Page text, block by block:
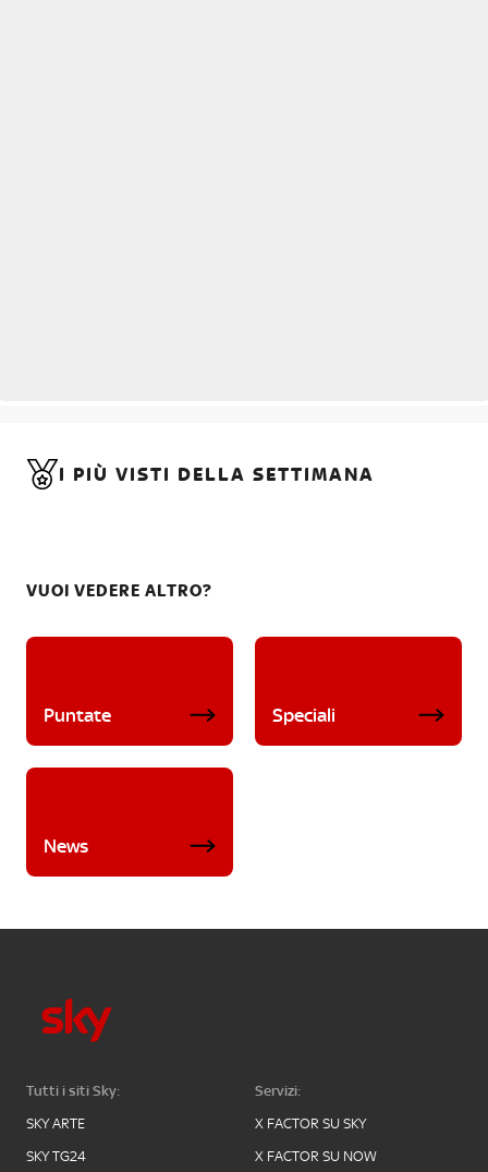
I PIÙ VISTI DELLA SETTIMANA
VUOI VEDERE ALTRO?
Puntate Speciali
News
Tutti i siti Sky:
SKY ARTE
SKY TG24
Servizi:
X FACTOR SU SKY
X FACTOR SU NOW